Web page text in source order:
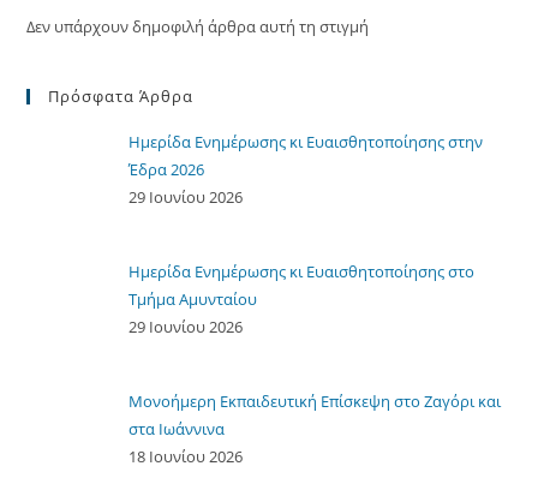
Δεν υπάρχουν δημοφιλή άρθρα αυτή τη στιγμή
Πρόσφατα Άρθρα
Ημερίδα Ενημέρωσης κι Ευαισθητοποίησης στην
Έδρα 2026
29 Ιουνίου 2026
Ημερίδα Ενημέρωσης κι Ευαισθητοποίησης στο
Τμήμα Αμυνταίου
29 Ιουνίου 2026
Μονοήμερη Εκπαιδευτική Επίσκεψη στο Ζαγόρι και
στα Ιωάννινα
18 Ιουνίου 2026